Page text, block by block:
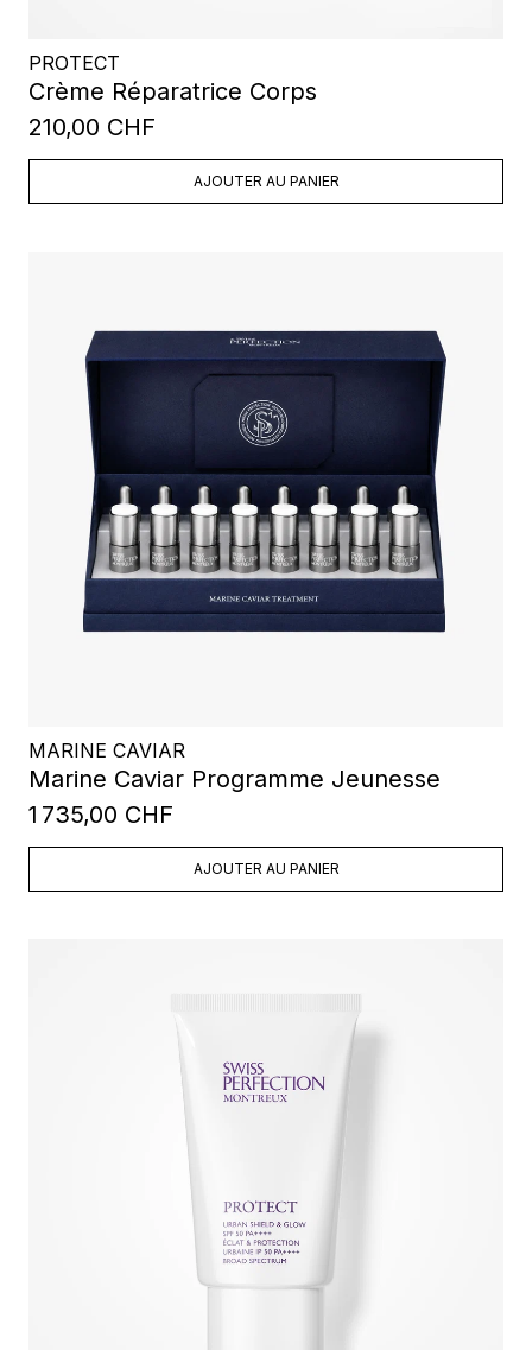
PROTECT
Crème Réparatrice Corps
210,00 CHF
AJOUTER AU PANIER
MARINE CAVIAR
Marine Caviar Programme Jeunesse
1 735,00 CHF
AJOUTER AU PANIER